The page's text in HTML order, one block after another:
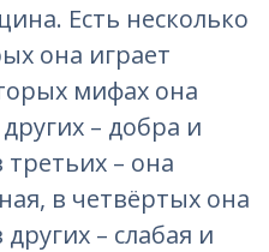
Есть несколько
она играет
мифах она
– добра и
третьих – она
в четвёртых она
– слабая и